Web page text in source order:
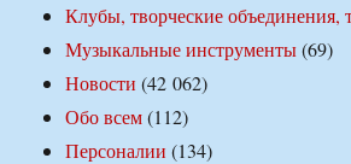
Клубы, творческие объединения,
Музыкальные инструменты(69)
Новости (42 062)
Обо всем(112)
Персоналии (134)